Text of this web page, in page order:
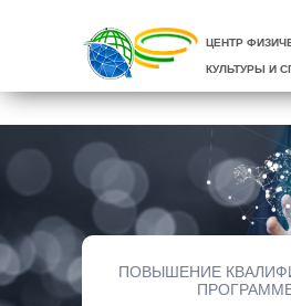
ЦЕНТР
КУЛЬТУРЫ И
ПОВЫШЕНИЕ